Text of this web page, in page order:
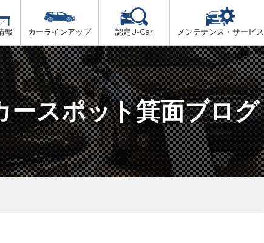
報
大阪府北部
大阪府市内
大阪府南部
カーラインアップ 認定U-Car メンテナンス・サービス
車検（法定24か月点検）
法定 12ヶ月 点検
6ヶ月ごとの セーフティ チェック
車検 3ヶ月前 無料診断
ースポット箕面ブログ